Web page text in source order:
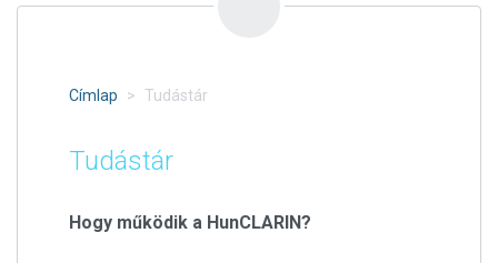
Címlap Tudástár
Tudástár
Hogy működik a HunCLARIN?